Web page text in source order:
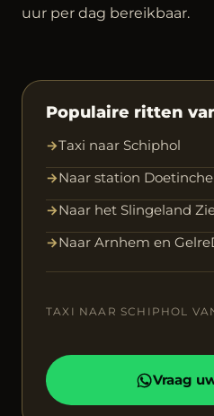
uur per dag bereikbaar.
Populaire ritten
→Taxi naar Schiphol
→Naar station
→Naar het Slingeland
→Naar Arnhem en
TAXI NAAR SCHIPHOL
Vraag